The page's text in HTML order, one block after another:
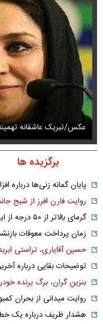
عکس/تبریک عاشقانه
برگزیده ها
پایان گمانه زنی‌ها درباره
روایت فارن افرز از شبح
گرمای بالاتر از ۵۰ درجه از این تاریخ در خوزستان
زمان پرداخت معوقات
حسین آقایاری، تراستی
توضیحات بقایی درباره
بنزینِ گران، برگ برنده
روایت میدانی از بحران
هشدار ظریف درباره یک